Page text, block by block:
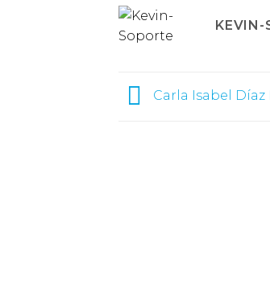
KEVIN-
Carla Isabel Díaz